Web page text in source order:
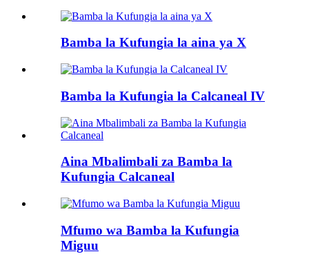
Bamba la Kufungia la aina ya X
Bamba la Kufungia la Calcaneal IV
Aina Mbalimbali za Bamba la
Kufungia Calcaneal
Mfumo wa Bamba la Kufungia
Miguu